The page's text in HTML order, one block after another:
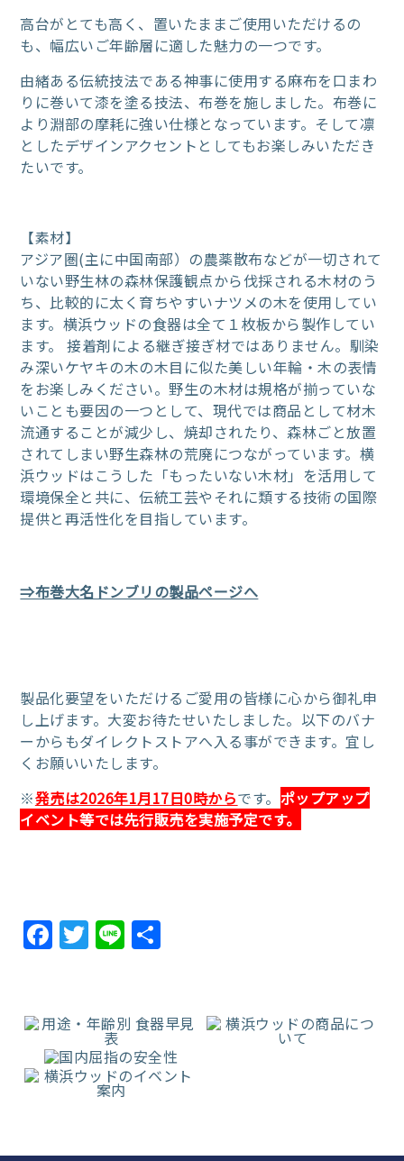
高台がとても高く、置いたままご使用いただけるの
も、幅広いご年齢層に適した魅力の一つです。
由緒ある伝統技法である神事に使用する麻布を口まわ
りに巻いて漆を塗る技法、布巻を施しました。布巻に
より淵部の摩耗に強い仕様となっています。そして凛
としたデザインアクセントとしてもお楽しみいただき
たいです。
【素材】
アジア圏(主に中国南部）の農薬散布などが一切されて
いない野生林の森林保護観点から伐採される木材のう
ち、比較的に太く育ちやすいナツメの木を使用してい
ます。横浜ウッドの食器は全て１枚板から製作してい
ます。 接着剤による継ぎ接ぎ材ではありません。馴染
み深いケヤキの木の木目に似た美しい年輪・木の表情
をお楽しみください。野生の木材は規格が揃っていな
いことも要因の一つとして、現代では商品として材木
流通することが減少し、焼却されたり、森林ごと放置
されてしまい野生森林の荒廃につながっています。横
浜ウッドはこうした「もったいない木材」を活用して
環境保全と共に、伝統工芸やそれに類する技術の国際
提供と再活性化を目指しています。
⇒布巻大名ドンブリの製品ページへ
製品化要望をいただけるご愛用の皆様に心から御礼申
し上げます。大変お待たせいたしました。以下のバナ
ーからもダイレクトストアへ入る事ができます。宜し
くお願いいたします。
※発売は2026年1月17日0時からです。 ポップアップ
イベント等では先行販売を実施予定です。
FacebookTwitterLine